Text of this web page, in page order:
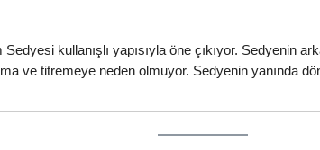
kullanışlı yapısıyla öne çıkıyor. Sedyenin
ve titremeye neden olmuyor. Sedyenin yanında